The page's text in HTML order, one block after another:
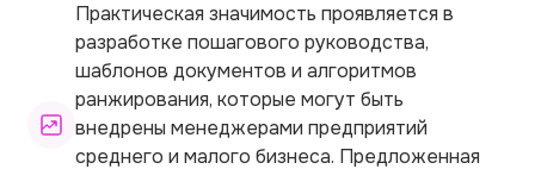
Практическая значимость проявляется в
разработке пошагового руководства,
шаблонов документов и алгоритмов
ранжирования, которые могут быть
внедрены менеджерами предприятий
среднего и малого бизнеса. Предложенная